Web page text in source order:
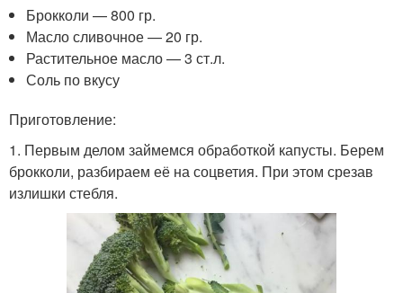
Брокколи — 800 гр.
Масло сливочное — 20 гр.
Растительное масло — 3 ст.л.
Соль по вкусу
Приготовление:
1. Первым делом займемся обработкой капусты. Берем
брокколи, разбираем её на соцветия. При этом срезав
излишки стебля.